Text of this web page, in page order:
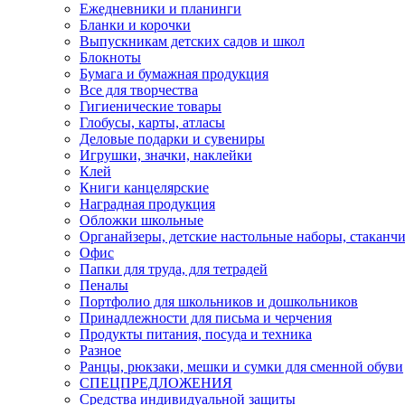
Ежедневники и планинги
Бланки и корочки
Выпускникам детских садов и школ
Блокноты
Бумага и бумажная продукция
Все для творчества
Гигиенические товары
Глобусы, карты, атласы
Деловые подарки и сувениры
Игрушки, значки, наклейки
Клей
Книги канцелярские
Наградная продукция
Обложки школьные
Органайзеры, детские настольные наборы,
Офис
Папки для труда, для тетрадей
Пеналы
Портфолио для школьников и дошкольников
Принадлежности для письма и черчения
Продукты питания, посуда и техника
Разное
Ранцы, рюкзаки, мешки и сумки для сменной обуви
СПЕЦПРЕДЛОЖЕНИЯ
Средства индивидуальной защиты